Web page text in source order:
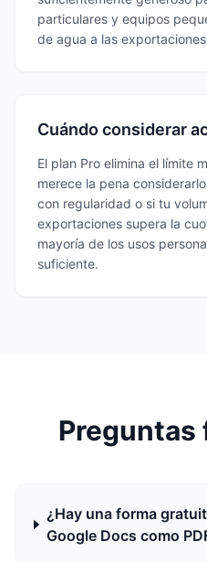
particulares y equipos
de agua a las
Cuándo considerar
El plan Pro elimina el límite
merece la pena
con regularidad o si tu
exportaciones supera la
mayoría de los usos
suficiente.
¿Hay una forma
Google Docs como